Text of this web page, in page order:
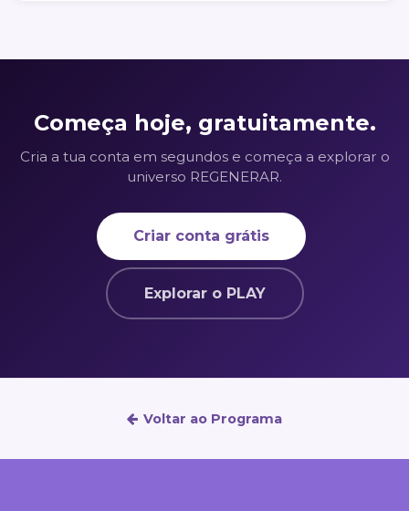
Começa hoje, gratuitamente.
Cria a tua conta em segundos e começa a explorar o
universo REGENERAR.
Criar conta grátis
Explorar o PLAY
Voltar ao Programa